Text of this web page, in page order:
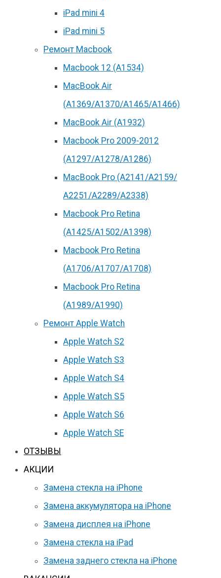
iPad mini 4
iPad mini 5
Ремонт Macbook
Macbook 12 (А1534)
MacBook Air
(A1369/A1370/A1465/A1466)
MacBook Air (A1932)
Macbook Pro 2009-2012
(A1297/A1278/A1286)
MacBook Pro (А2141/А2159/
А2251/A2289/A2338)
Macbook Pro Retina
(А1425/A1502/A1398)
Macbook Pro Retina
(А1706/A1707/A1708)
Macbook Pro Retina
(А1989/A1990)
Ремонт Apple Watch
Apple Watch S2
Apple Watch S3
Apple Watch S4
Apple Watch S5
Apple Watch S6
Apple Watch SE
ОТЗЫВЫ
АКЦИИ
Замена стекла на iPhone
Замена аккумулятора на iPhone
Замена дисплея на iPhone
Замена стекла на iPad
Замена заднего стекла на iPhone